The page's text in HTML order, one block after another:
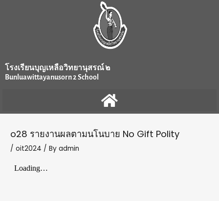
โรงเรียนบุญเหลือวิทยานุสรณ์ ๒
Bunluawittayanusorn 2 School
o28 รายงานผลตามนโนบาย No Gift Polity
/oit2024 / Byadmin